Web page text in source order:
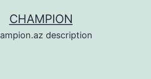
CHAMPION
description